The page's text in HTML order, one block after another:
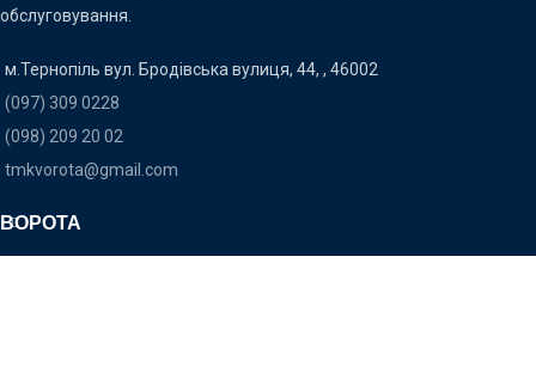
обслуговування.
м.Тернопіль вул. Бродівська вулиця, 44, , 46002
(097) 309 0228
(098) 209 20 02
tmkvorota@gmail.com
ВОРОТА